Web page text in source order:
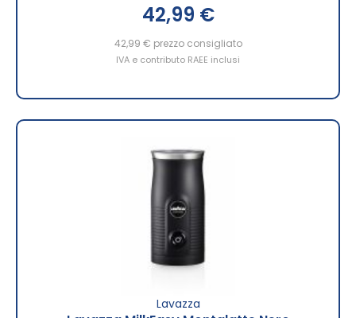
42,99 €
42,99 € prezzo consigliato
IVA e contributo RAEE inclusi
Lavazza